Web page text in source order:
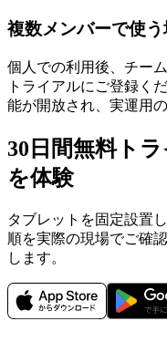
複数メンバーで使
個人での利用後、チー
トライアルにご登録く
能が開放され、実運用
30日間無料ト
を体験
タブレットを固定設置
順を実際の現場でご確
します。